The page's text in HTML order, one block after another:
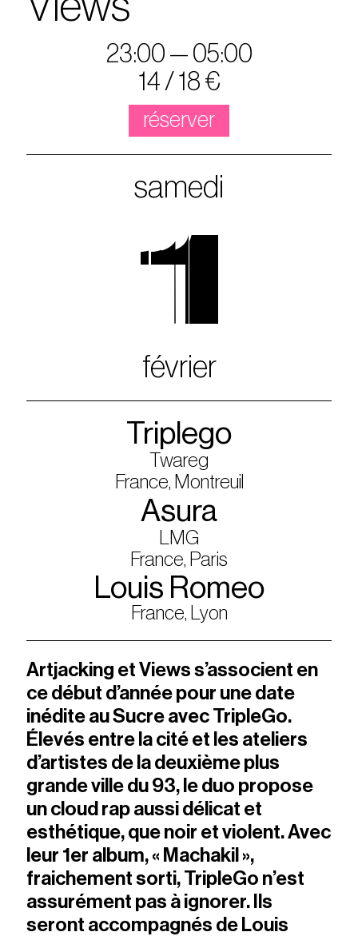
23:00 — 05:00
14 / 18 €
réserver
samedi
1
février
Triplego
Twareg
France, Montreuil
Asura
LMG
France, Paris
Louis Romeo
France, Lyon
Artjacking et Views s’associent en
ce début d’année pour une date
inédite au Sucre avec TripleGo.
Élevés entre la cité et les ateliers
d’artistes de la deuxième plus
grande ville du 93, le duo propose
un cloud rap aussi délicat et
esthétique, que noir et violent. Avec
leur 1er album, « Machakil »,
fraichement sorti, TripleGo n’est
assurément pas à ignorer. Ils
seront accompagnés de Louis